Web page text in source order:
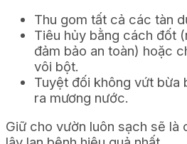
Thu gom tất cả các tàn
Tiêu hủy bằng cách đốt
đảm bảo an toàn) hoặc
vôi bột.
Tuyệt đối không vứt bừa
ra mương nước.
Giữ cho vườn luôn sạch sẽ là